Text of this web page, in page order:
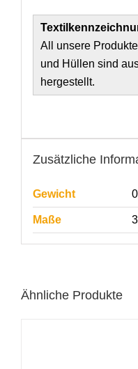
All unsere
und Hüllen sind
hergestellt.
Zusätzliche
Gewicht
Maße
Ähnliche Produkte